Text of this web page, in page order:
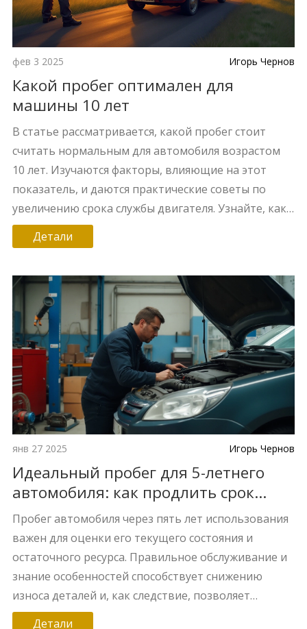
фев 3 2025 Игорь Чернов
Какой пробег оптимален для
машины 10 лет
В статье рассматривается, какой пробег стоит
считать нормальным для автомобиля возрастом
10 лет. Изучаются факторы, влияющие на этот
показатель, и даются практические советы по
увеличению срока службы двигателя. Узнайте, как
правильный уход может сохранить машину в
хорошем состоянии и сэкономить на ремонте.
Детали
янв 27 2025 Игорь Чернов
Идеальный пробег для 5-летнего
автомобиля: как продлить срок
службы кузова
Пробег автомобиля через пять лет использования
важен для оценки его текущего состояния и
остаточного ресурса. Правильное обслуживание и
знание особенностей способствует снижению
износа деталей и, как следствие, позволяет
продлить срок службы авто. В статье раскрывается
Детали